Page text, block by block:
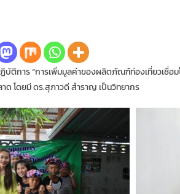
ติการ “การเพิ่มมูลค่าของผลิตภัณฑ์ท่องเที่ยวเชื่
ด โดยมี ดร.สุภาวดี สำราญ เป็นวิทยากร